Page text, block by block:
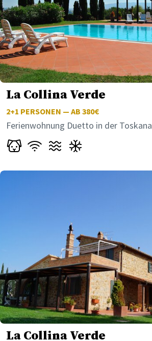
La Collina Verde
2+1 PERSONEN — AB 380€
Ferienwohnung Duetto in der Toskana
La Collina Verde